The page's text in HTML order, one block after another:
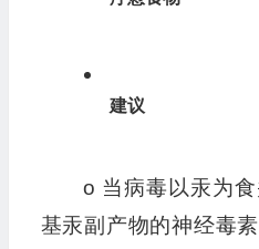
建议
o 当病毒以汞为
基汞副产物的神经毒